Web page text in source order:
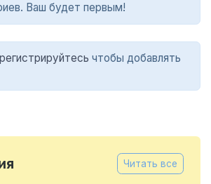
Ваш будет первым!
чтобы добавлять
Читать все